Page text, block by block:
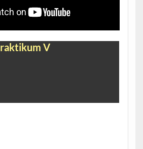
raktikum V